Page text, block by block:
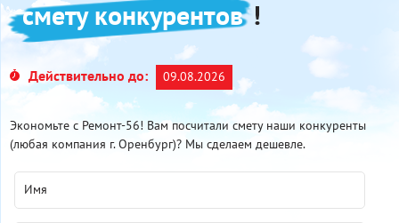
смету конкурентов !
Действительно до: 09.08.2026
Экономьте с Ремонт-56! Вам посчитали смету наши конкуренты
(любая компания г. Оренбург)? Мы сделаем дешевле.